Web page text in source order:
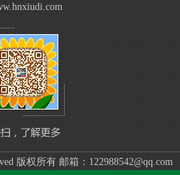
版权所有 邮箱：122988542@qq.com